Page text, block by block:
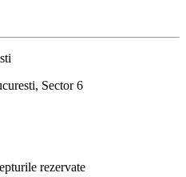
Sector 6
rezervate